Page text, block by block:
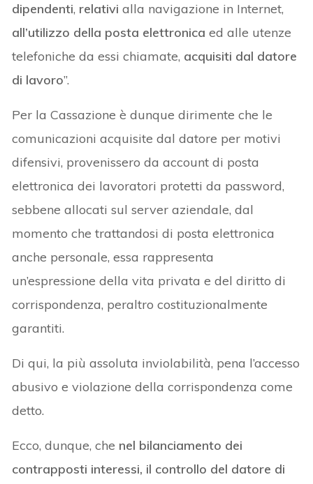
dipendenti, relativi alla navigazione in Internet,
all’utilizzo della posta elettronicaed alle utenze
telefoniche da essi chiamate, acquisiti dal datore
di lavoro”.
Per la Cassazione è dunque dirimente che le
comunicazioni acquisite dal datore per motivi
difensivi, provenissero da account di posta
elettronica dei lavoratori protetti da password,
sebbene allocati sul server aziendale, dal
momento che trattandosi di posta elettronica
anche personale, essa rappresenta
un’espressione della vita privata e del diritto di
corrispondenza, peraltro costituzionalmente
garantiti.
Di qui, la più assoluta inviolabilità, pena l’accesso
abusivo e violazione della corrispondenza come
detto.
Ecco, dunque, che nel bilanciamento dei
contrapposti interessi, il controllo del datore di